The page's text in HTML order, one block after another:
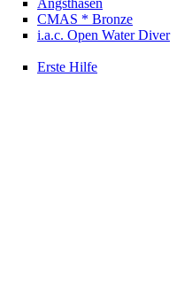
Angsthasen
CMAS * Bronze
i.a.c. Open Water Diver
Erste Hilfe